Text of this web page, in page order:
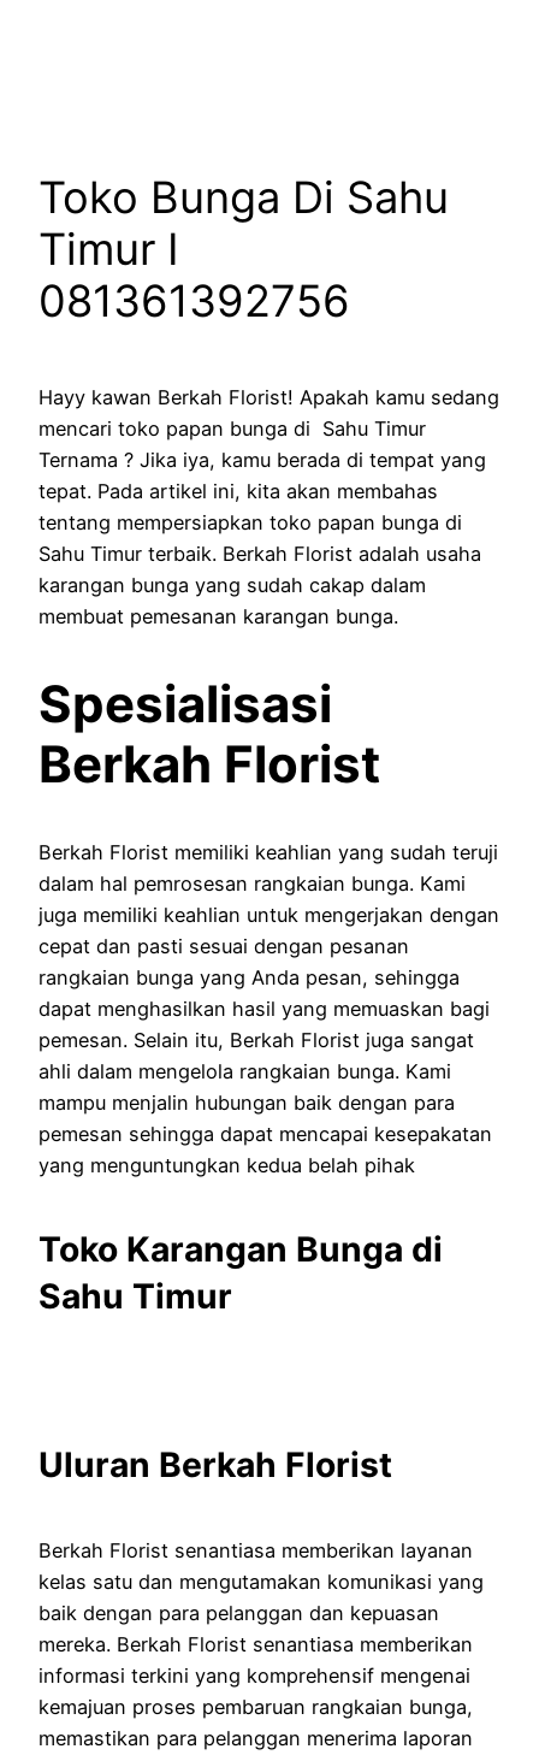
Toko Bunga Di Sahu
Timur I
081361392756
Hayy kawan Berkah Florist! Apakah kamu sedang
mencari toko papan bunga di Sahu Timur
Ternama ? Jika iya, kamu berada di tempat yang
tepat. Pada artikel ini, kita akan membahas
tentang mempersiapkan toko papan bunga di
Sahu Timur terbaik. Berkah Florist adalah usaha
karangan bunga yang sudah cakap dalam
membuat pemesanan karangan bunga.
Spesialisasi
Berkah Florist
Berkah Florist memiliki keahlian yang sudah teruji
dalam hal pemrosesan rangkaian bunga. Kami
juga memiliki keahlian untuk mengerjakan dengan
cepat dan pasti sesuai dengan pesanan
rangkaian bunga yang Anda pesan, sehingga
dapat menghasilkan hasil yang memuaskan bagi
pemesan. Selain itu, Berkah Florist juga sangat
ahli dalam mengelola rangkaian bunga. Kami
mampu menjalin hubungan baik dengan para
pemesan sehingga dapat mencapai kesepakatan
yang menguntungkan kedua belah pihak
Toko Karangan Bunga di
Sahu Timur
Uluran Berkah Florist
Berkah Florist senantiasa memberikan layanan
kelas satu dan mengutamakan komunikasi yang
baik dengan para pelanggan dan kepuasan
mereka. Berkah Florist senantiasa memberikan
informasi terkini yang komprehensif mengenai
kemajuan proses pembaruan rangkaian bunga,
memastikan para pelanggan menerima laporan